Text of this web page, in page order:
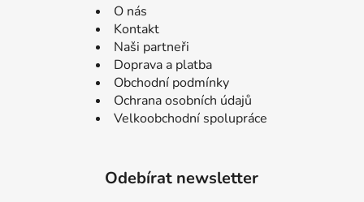
O nás
Kontakt
Naši partneři
Doprava a platba
Obchodní podmínky
Ochrana osobních údajů
Velkoobchodní spolupráce
Odebírat newsletter